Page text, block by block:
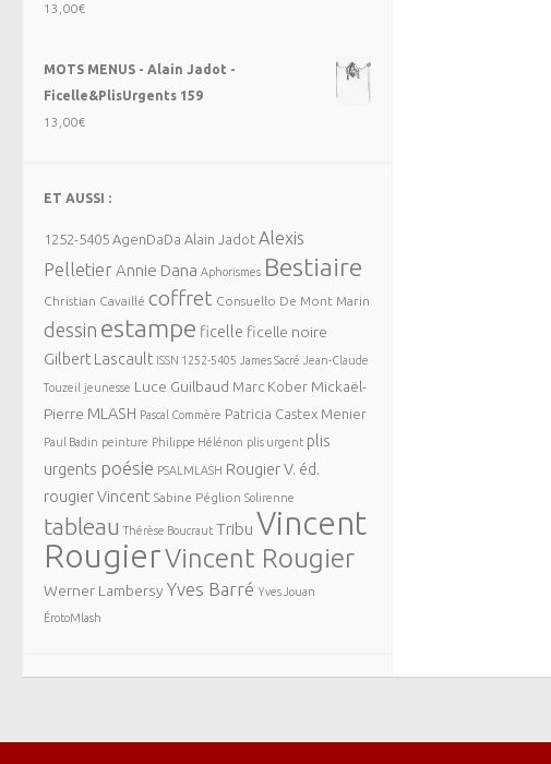
13,00€
MOTS MENUS - Alain Jadot -
Ficelle&PlisUrgents 159
13,00€
ET AUSSI :
1252-5405 AgenDaDa Alain Jadot Alexis
PelletierAnnie Dana Aphorismes Bestiaire
Christian Cavaillé coffret Consuello De Mont Marin
dessin estampe ficelle ficelle noire
Gilbert Lascault ISSN 1252-5405 James Sacré Jean-Claude
Touzeil jeunesse Luce Guilbaud Marc Kober Mickaël-
Pierre MLASH Pascal Commère Patricia Castex Menier
Paul Badin peinture Philippe Hélénon plis urgent plis
urgents poésie PSALMLASH Rougier V. éd.
rougier Vincent Sabine Péglion Solirenne
tableau Thérèse Boucraut Tribu Vincent
RougierVincent Rougier
Werner Lambersy Yves Barré Yves Jouan
ÉrotoMlash